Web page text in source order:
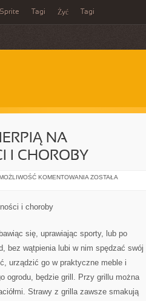
Sprite Tagi Żyć Tagi
NA
I CHOROBY
KOMENTOWANIA OBYWATELE
ZOSTAŁA
i choroby
się, uprawiając sporty, lub po
bez wątpienia lubi w nim spędzać swój
urządzić go w praktyczne meble i
ogrodu, będzie grill. Przy grillu można
Strawy z grilla zawsze smakują